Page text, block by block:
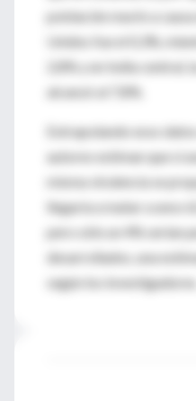
población murió a
Unidos fue el 0,3%,
2,8% y en India central,
alcanzó al 7,8%.
Extrapolando esos
autores estiman que si
misma virulencia se
llegaría a matar a unos
pero sólo un 4% serían
desarrollados, una
según los investigadores.